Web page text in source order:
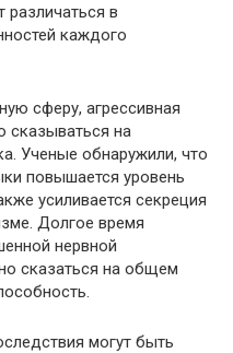
различаться в
каждого
сферу, агрессивная
сказываться на
Ученые обнаружили, что
повышается уровень
усиливается секреция
Долгое время
нервной
сказаться на общем
могут быть